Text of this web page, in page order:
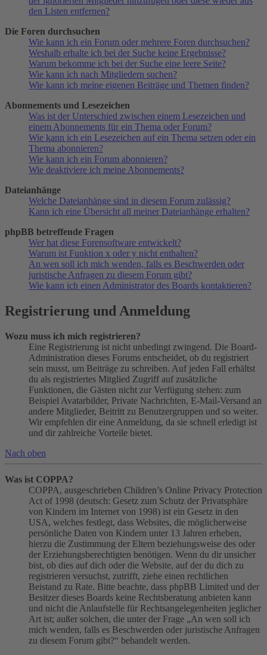
den Listen entfernen?
Die Foren durchsuchen
Wie kann ich ein Forum oder mehrere Foren durchsuchen?
Weshalb erhalte ich bei der Suche keine Ergebnisse?
Warum bekomme ich bei der Suche eine leere Seite?
Wie kann ich nach Mitgliedern suchen?
Wie kann ich meine eigenen Beiträge und Themen finden?
Abonnements und Lesezeichen
Was ist der Unterschied zwischen einem Lesezeichen und
einem Abonnements für ein Thema oder Forum?
Wie kann ich ein Lesezeichen auf ein Thema setzen oder ein
Thema abonnieren?
Wie kann ich ein Forum abonnieren?
Wie deaktiviere ich meine Abonnements?
Dateianhänge
Welche Dateianhänge sind in diesem Forum zulässig?
Kann ich eine Übersicht all meiner Dateianhänge erhalten?
phpBB betreffende Fragen
Wer hat diese Forensoftware entwickelt?
Warum ist Funktion x oder y nicht enthalten?
An wen soll ich mich wenden, falls es Beschwerden oder
juristische Anfragen zu diesem Forum gibt?
Wie kann ich einen Administrator des Boards kontaktieren?
Registrierung und Anmeldung
Wozu muss ich mich registrieren?
Eine Registrierung ist nicht unbedingt zwingend. Die Board-
Administration dieses Forums entscheidet, ob du registriert
sein musst, um Beiträge zu schreiben. Auf jeden Fall erhältst
du als registriertes Mitglied Zugriff auf zusätzliche
Funktionen, die Gästen nicht zur Verfügung stehen: zum
Beispiel Avatarbilder, Private Nachrichten, E-Mail-Versand an
andere Mitglieder, Beitritt zu Benutzergruppen und so weiter.
Wir empfehlen dir eine Anmeldung, da sie schnell erledigt ist
und dir zahlreiche Vorteile bietet.
Nach oben
Was ist COPPA?
COPPA, ausgeschrieben Children’s Online Privacy Protection
Act of 1998 (deutsch: Gesetz zum Schutz der Privatsphäre
von Kindern im Internet von 1998) ist ein Gesetz in den
USA, welches festlegt, dass Websites, die möglicherweise
persönliche Daten von Kindern unter 13 Jahren erheben,
hierzu die Zustimmung der Eltern beziehungsweise des oder
der Erziehungsberechtigten benötigen. Wenn du dir unsicher
bist, ob dies auf dich oder die Website, auf der du dich zu
registrieren versuchst, zutrifft, ziehe einen rechtlichen
Beistand zu Rate. Bitte beachte, dass phpBB Limited und der
Besitzer dieses Boards keine Rechtsberatung anbieten kann
und nicht die Anlaufstelle für Rechtsangelegenheiten jeglicher
Art ist; außer solchen, die unter der Frage „An wen soll ich
mich wenden, falls es Beschwerden oder juristische Anfragen
zu diesem Forum gibt?“ behandelt werden.